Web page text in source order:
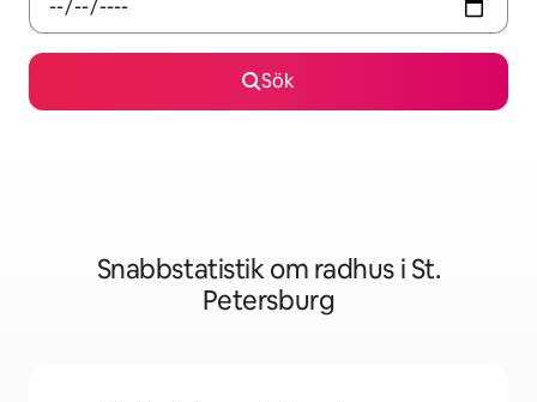
Sök
Snabbstatistik om radhus i St.
Petersburg